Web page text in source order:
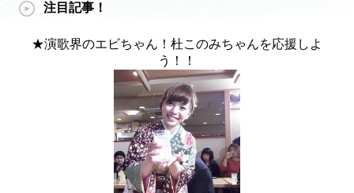
注目記事！
★演歌界のエビちゃん！杜このみちゃんを応援しよ
う！！